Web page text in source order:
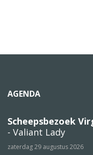
AGENDA
Scheepsbezoek
- Valiant Lady
zaterdag 29 augustus 2026